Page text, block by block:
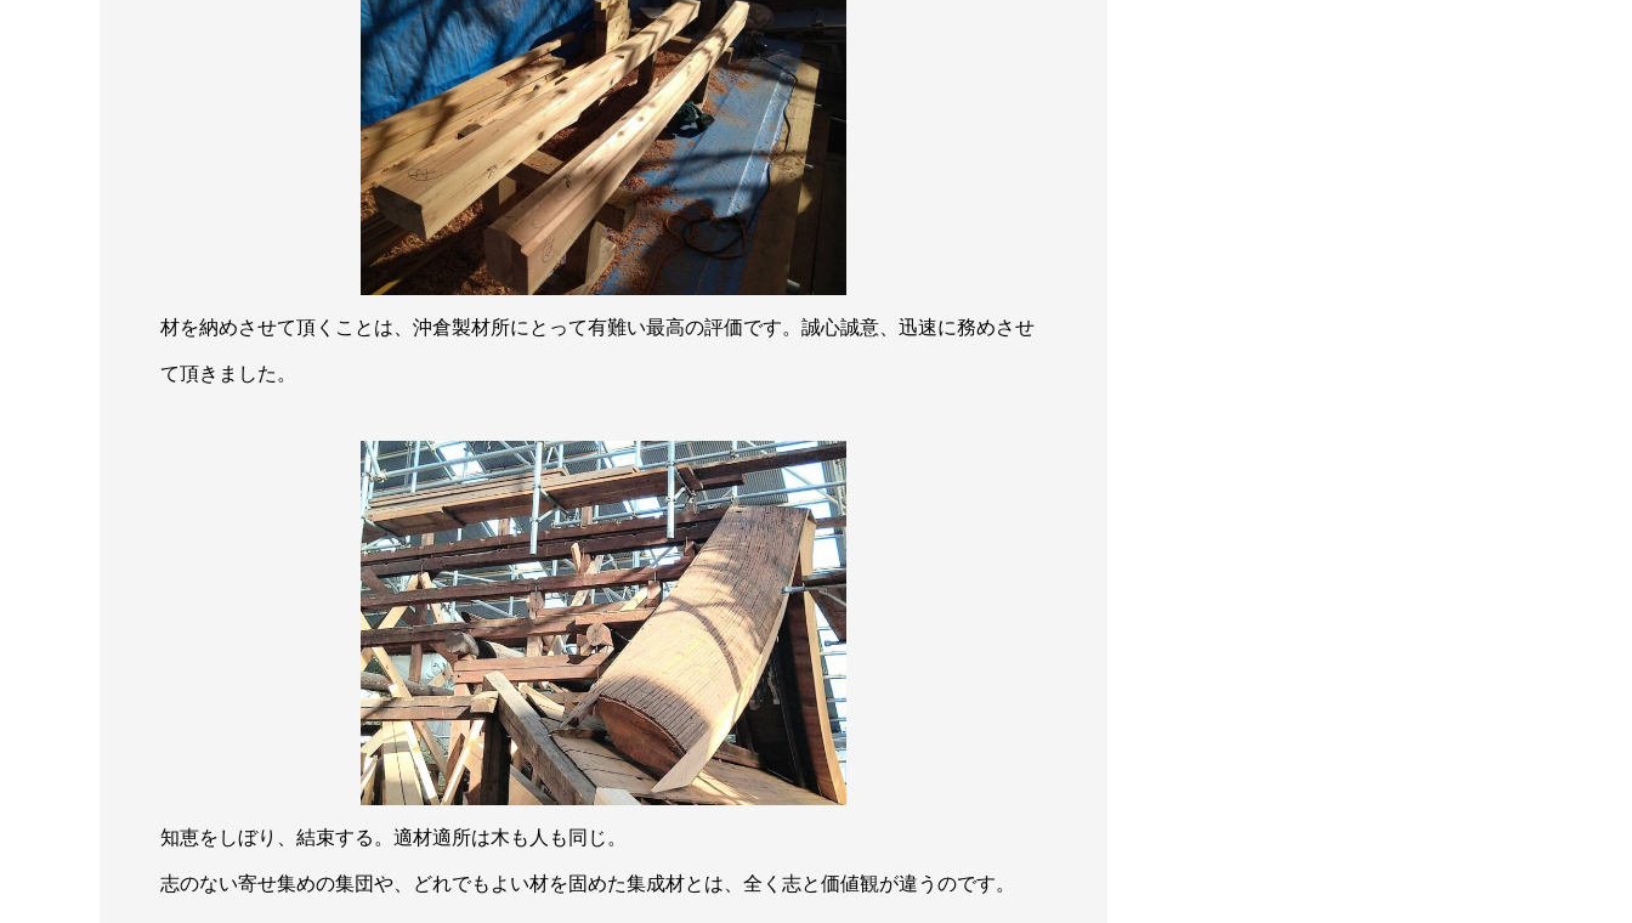
材を納めさせて頂くことは、沖倉製材所にとって有難い最高の評価です。誠心誠意、迅速に務めさせ
て頂きました。
知恵をしぼり、結束する。適材適所は木も人も同じ。
志のない寄せ集めの集団や、どれでもよい材を固めた集成材とは、全く志と価値観が違うのです。